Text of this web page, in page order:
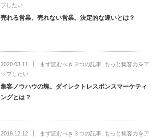
プしたい
売れる営業、売れない営業。決定的な違いとは？
2020.03.11 まず読むべき３つの記事,
もっと集客力をア
ップしたい
集客ノウハウの塊。ダイレクトレスポンスマーケティ
ングとは？
2019.12.12 まず読むべき３つの記事,
もっと集客力をア